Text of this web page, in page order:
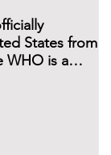
States from
WHO is a